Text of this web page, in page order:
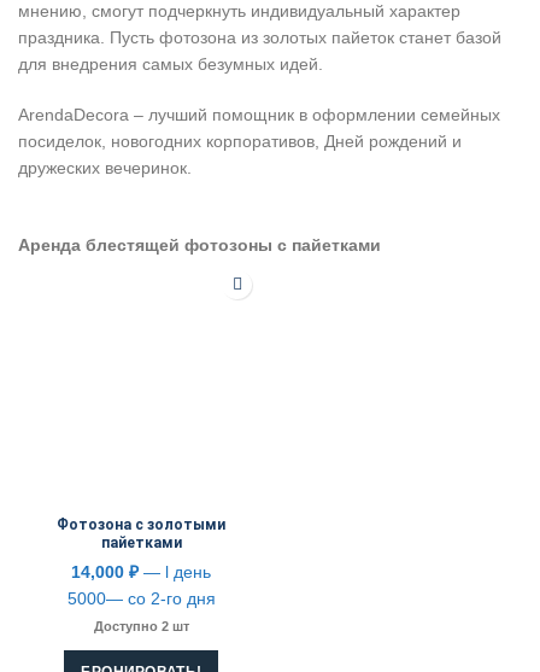
мнению, смогут подчеркнуть индивидуальный характер
праздника. Пусть фотозона из золотых пайеток станет базой
для внедрения самых безумных идей.
ArendaDecora – лучший помощник в оформлении семейных
посиделок, новогодних корпоративов, Дней рождений и
дружеских вечеринок.
Аренда блестящей фотозоны с пайетками
Фотозона с золотыми
пайетками
14,000 ₽— l день
5000— со 2-го дня
Доступно 2 шт